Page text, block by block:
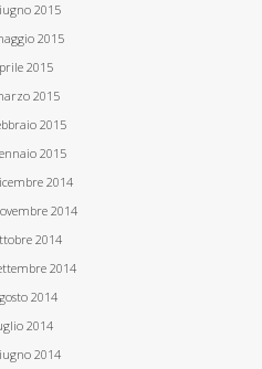
2015
2015
2015
2015
2015
2015
2014
2014
2014
2014
2014
2014
2014